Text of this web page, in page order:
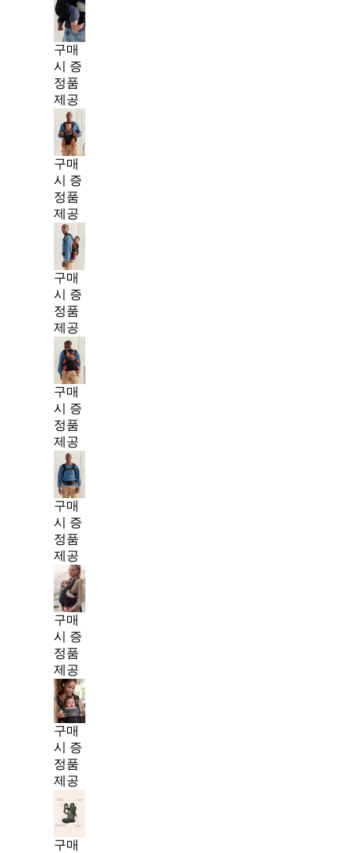
구매
시 증
정품
제공
구매
시 증
정품
제공
구매
시 증
정품
제공
구매
시 증
정품
제공
구매
시 증
정품
제공
구매
시 증
정품
제공
구매
시 증
정품
제공
구매